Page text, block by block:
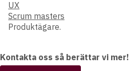
UX
Scrum masters
Produktägare.
Kontakta oss så berättar vi mer!